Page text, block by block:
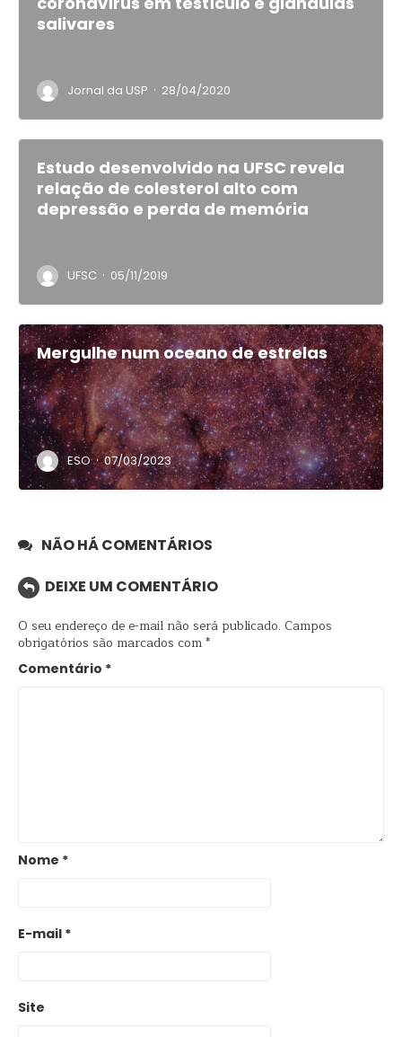
salivares
Jornal da USP · 28/04/2020
Estudo desenvolvido na UFSC revela
relação de colesterol alto com
depressão e perda de memória
UFSC · 05/11/2019
Mergulhe num oceano de estrelas
ESO · 07/03/2023
NÃO HÁ COMENTÁRIOS
DEIXE UM COMENTÁRIO
O seu endereço de e-mail não será publicado. Campos
obrigatórios são marcados com*
Comentário *
Nome *
E-mail *
Site